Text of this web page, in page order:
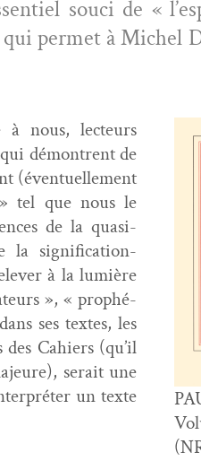
souci de «
per­met à Michel
nous, lecteurs
démon­trent de
(éventuelle­ment
tel que nous le
de la qua­si-
la sig­ni­fi­ca­tion-
à la lumière
», « prophé­
ses textes, les
Cahiers (qu’il
serait une
un texte